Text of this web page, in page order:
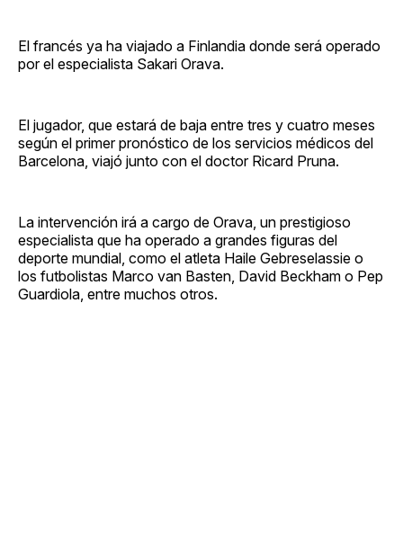
El francés ya ha viajado a Finlandia donde será operado
por el especialista Sakari Orava.
El jugador, que estará de baja entre tres y cuatro meses
según el primer pronóstico de los servicios médicos del
Barcelona, viajó junto con el doctor Ricard Pruna.
La intervención irá a cargo de Orava, un prestigioso
especialista que ha operado a grandes figuras del
deporte mundial, como el atleta Haile Gebreselassie o
los futbolistas Marco van Basten, David Beckham o Pep
Guardiola, entre muchos otros.